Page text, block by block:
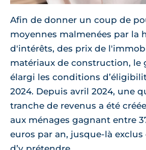
Afin de donner un coup de
moyennes malmenées par la
d'intérêts, des prix de
matériaux de construction, le
élargi les conditions
2024. Depuis avril 2024, une
tranche de revenus a été
aux ménages gagnant entre
euros par an, jusque-là